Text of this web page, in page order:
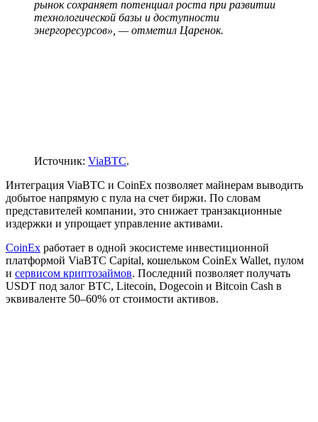
рынок сохраняет потенциал роста при развитии
технологической базы и доступности
энергоресурсов», — отметил Царенок.
Источник: ViaBTC.
Интеграция ViaBTC и CoinEx позволяет майнерам выводить
добытое напрямую с пула на счет биржи. По словам
представителей компании, это снижает транзакционные
издержки и упрощает управление активами.
CoinEx работает в одной экосистеме инвестиционной
платформой ViaBTC Capital, кошельком CoinEx Wallet, пулом
и сервисом криптозаймов. Последний позволяет получать
USDT под залог BTC, Litecoin, Dogecoin и Bitcoin Cash в
эквиваленте 50–60% от стоимости активов.